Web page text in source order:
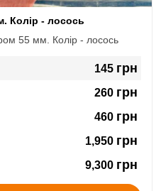
Колір - лосось
145 грн
260 грн
460 грн
1,950 грн
9,300 грн